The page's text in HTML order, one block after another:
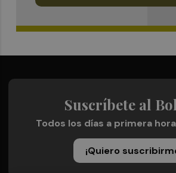
Suscríbete al
Todos los días a primera
¡Quiero